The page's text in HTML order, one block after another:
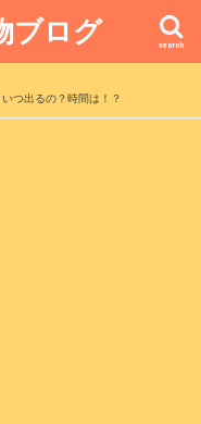
ブログ search
つ出るの？時間は！？